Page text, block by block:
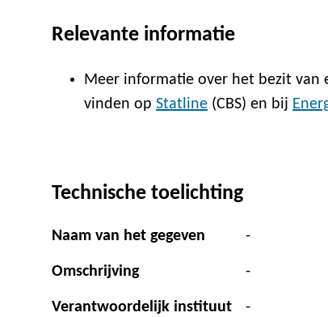
Relevante informatie
Meer informatie over het bezit van
vinden op Statline (CBS) en bij
Technische toelichting
Naam van het gegeven -
Omschrijving -
Verantwoordelijk instituut -